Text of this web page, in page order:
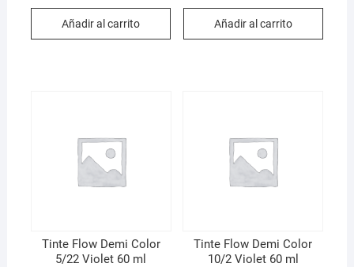
Añadir al carrito Añadir al carrito
Tinte Flow Demi Color
5/22 Violet 60 ml
Tinte Flow Demi Color
10/2 Violet 60 ml